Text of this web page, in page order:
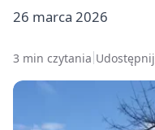
26 marca 2026
3 min czytania Udostępnij